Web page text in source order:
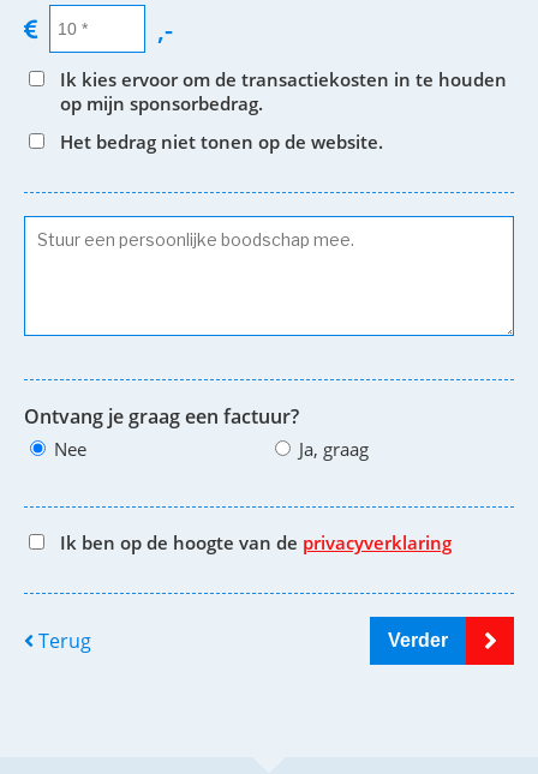
,-
Ik kies ervoor om de transactiekosten in te houden
op mijn sponsorbedrag.
Het bedrag niet tonen op de website.
Ontvang je graag een factuur?
Nee Ja, graag
Ik ben op de hoogte van de privacyverklaring
Terug Verder